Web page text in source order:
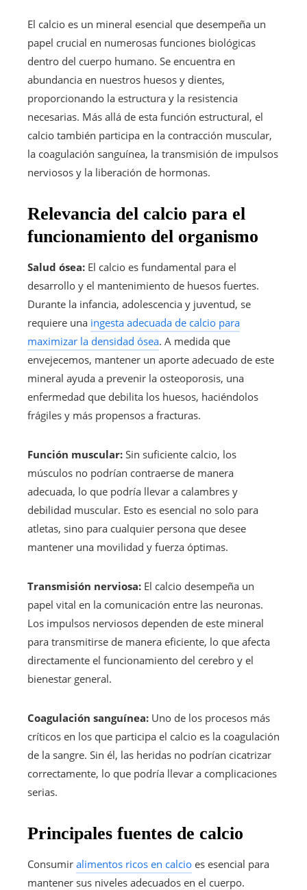
El calcio es un mineral esencial que desempeña un
papel crucial en numerosas funciones biológicas
dentro del cuerpo humano. Se encuentra en
abundancia en nuestros huesos y dientes,
proporcionando la estructura y la resistencia
necesarias. Más allá de esta función estructural, el
calcio también participa en la contracción muscular,
la coagulación sanguínea, la transmisión de impulsos
nerviosos y la liberación de hormonas.
Relevancia del calcio para el
funcionamiento del organismo
Salud ósea: El calcio es fundamental para el
desarrollo y el mantenimiento de huesos fuertes.
Durante la infancia, adolescencia y juventud, se
requiere una ingesta adecuada de calcio para
maximizar la densidad ósea. A medida que
envejecemos, mantener un aporte adecuado de este
mineral ayuda a prevenir la osteoporosis, una
enfermedad que debilita los huesos, haciéndolos
frágiles y más propensos a fracturas.
Función muscular: Sin suficiente calcio, los
músculos no podrían contraerse de manera
adecuada, lo que podría llevar a calambres y
debilidad muscular. Esto es esencial no solo para
atletas, sino para cualquier persona que desee
mantener una movilidad y fuerza óptimas.
Transmisión nerviosa: El calcio desempeña un
papel vital en la comunicación entre las neuronas.
Los impulsos nerviosos dependen de este mineral
para transmitirse de manera eficiente, lo que afecta
directamente el funcionamiento del cerebro y el
bienestar general.
Coagulación sanguínea: Uno de los procesos más
críticos en los que participa el calcio es la coagulación
de la sangre. Sin él, las heridas no podrían cicatrizar
correctamente, lo que podría llevar a complicaciones
serias.
Principales fuentes de calcio
Consumir alimentos ricos en calcio es esencial para
mantener sus niveles adecuados en el cuerpo.